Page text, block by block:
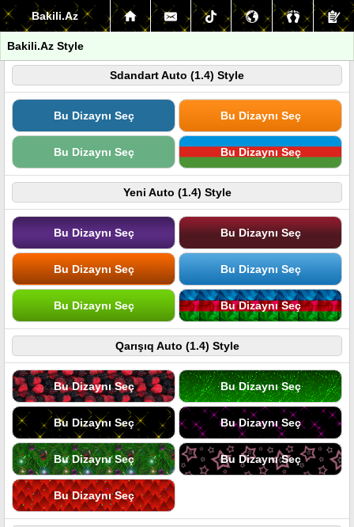
Bakili.Az
Bakili.Az Style
Sdandart Auto (1.4) Style
Bu Dizaynı Seç Bu Dizaynı Seç
Bu Dizaynı Seç Bu Dizaynı Seç
Yeni Auto (1.4) Style
Bu Dizaynı Seç Bu Dizaynı Seç
Bu Dizaynı Seç Bu Dizaynı Seç
Bu Dizaynı Seç Bu Dizaynı Seç
Qarışıq Auto (1.4) Style
Bu Dizaynı Seç Bu Dizaynı Seç
Bu Dizaynı Seç Bu Dizaynı Seç
Bu Dizaynı Seç Bu Dizaynı Seç
Bu Dizaynı Seç